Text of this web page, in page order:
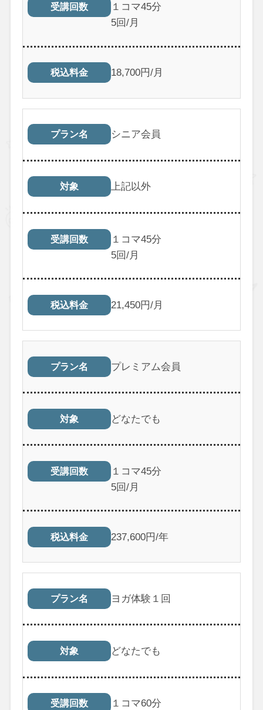
受講回数
１コマ45分
5回/月
税込料金 18,700円/月
プラン名 シニア会員
対象 上記以外
受講回数
１コマ45分
5回/月
税込料金 21,450円/月
プラン名 プレミアム会員
対象 どなたでも
受講回数
１コマ45分
5回/月
税込料金 237,600円/年
プラン名 ヨガ体験１回
対象 どなたでも
受講回数
１コマ60分